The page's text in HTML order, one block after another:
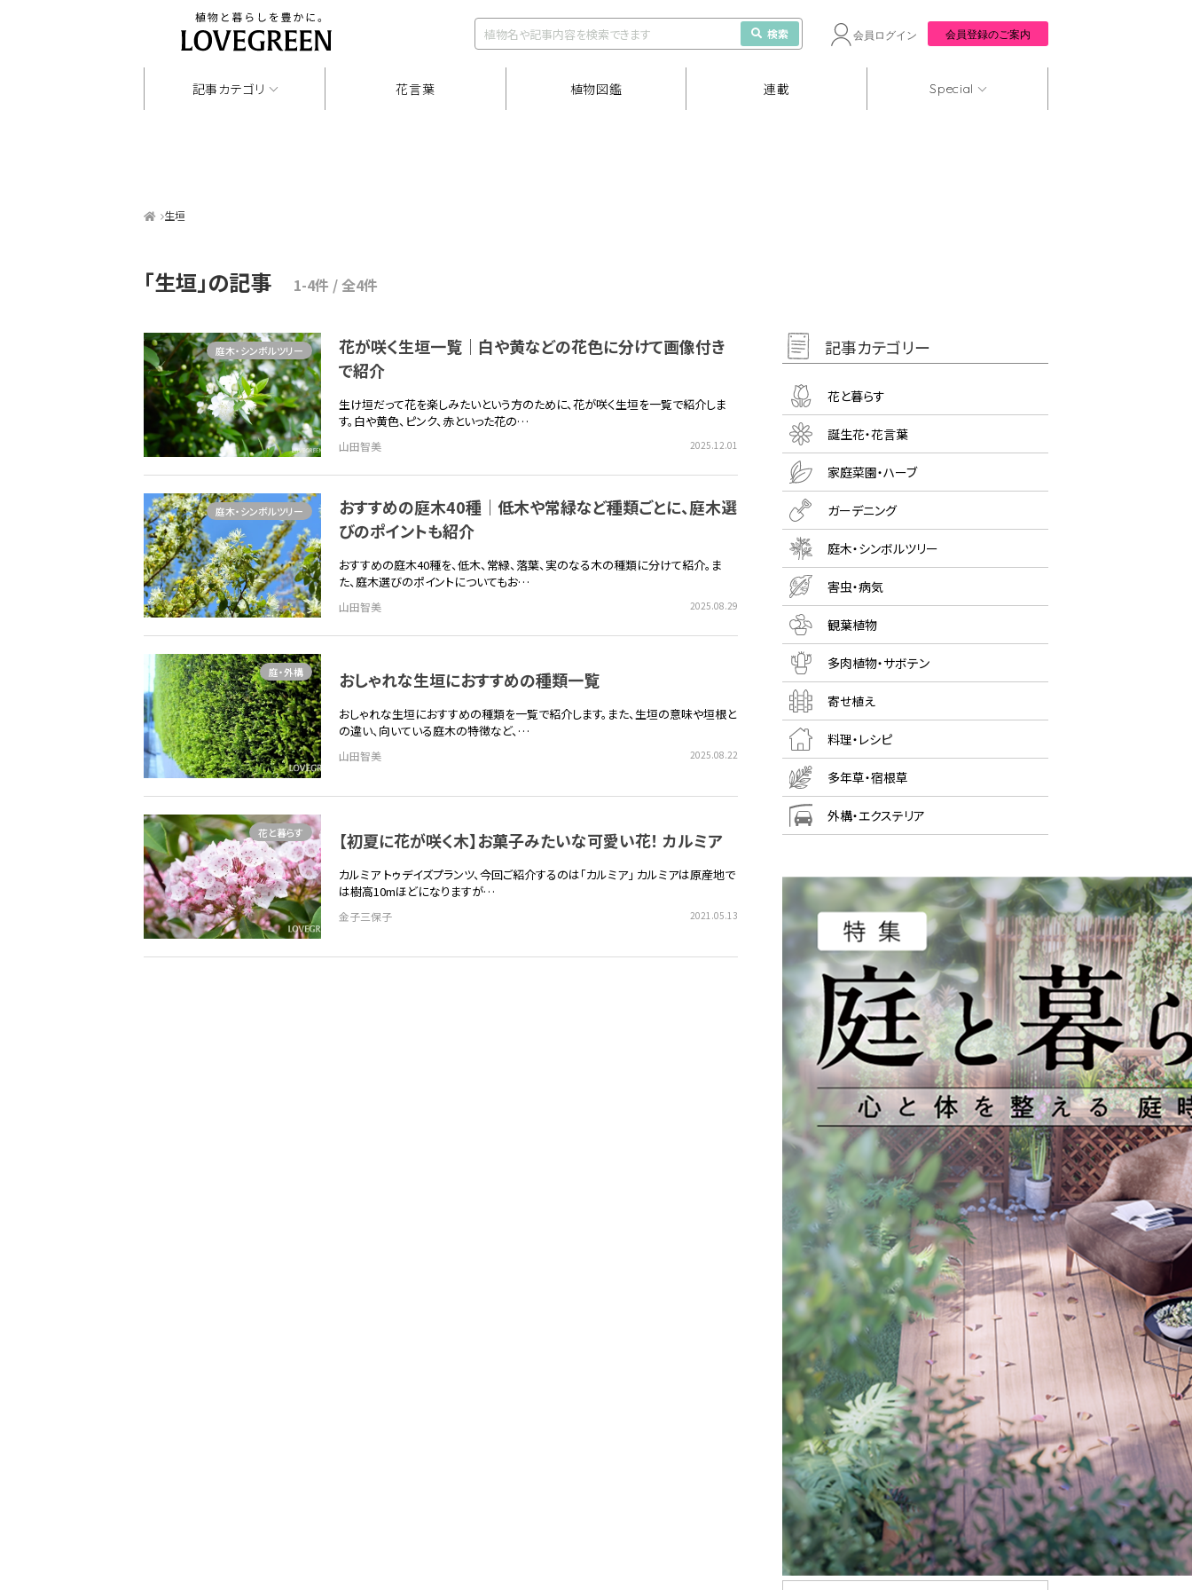
検索 会員ログイン 会員登録のご案内
記事カテゴリ 花言葉 植物図鑑 連載 Special
生垣
「生垣」の記事 1-4件 / 全4件
花が咲く生垣一覧｜白や黄などの花色に分けて画像付き
で紹介
生け垣だって花を楽しみたいという方のために、花が咲く生垣を一覧で紹介しま
す。白や黄色、ピンク、赤といった花の…
山田智美 2025.12.01
庭木・シンボルツリー
おすすめの庭木40種｜低木や常緑など種類ごとに、庭木選
びのポイントも紹介
おすすめの庭木40種を、低木、常緑、落葉、実のなる木の種類に分けて紹介。ま
た、庭木選びのポイントについてもお…
山田智美 2025.08.29
庭木・シンボルツリー
おしゃれな生垣におすすめの種類一覧
おしゃれな生垣におすすめの種類を一覧で紹介します。また、生垣の意味や垣根と
の違い、向いている庭木の特徴など、…
山田智美 2025.08.22
庭・外構
【初夏に花が咲く木】お菓子みたいな可愛い花！ カルミア
カルミア トゥデイズプランツ、今回ご紹介するのは「カルミア」 カルミアは原産地で
は樹高10mほどになりますが…
金子三保子 2021.05.13
花と暮らす
記事カテゴリー
花と暮らす
誕生花・花言葉
家庭菜園・ハーブ
ガーデニング
庭木・シンボルツリー
害虫・病気
観葉植物
多肉植物・サボテン
寄せ植え
料理・レシピ
多年草・宿根草
外構・エクステリア